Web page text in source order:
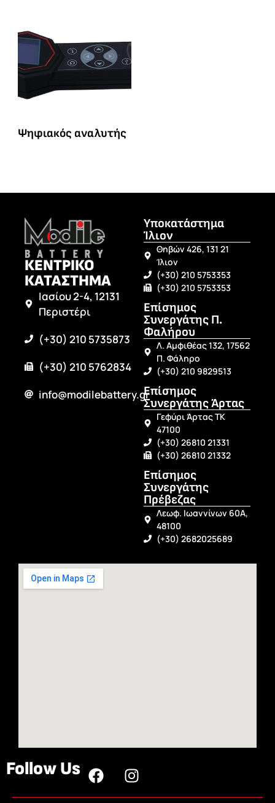
Ψηφιακός αναλυτής
ΚΕΝΤΡΙΚΟ
ΚΑΤΑΣΤΗΜΑ
Ιασίου 2-4, 12131
Περιστέρι
(+30) 210 5735873
(+30) 210 5762834
info@modilebattery.gr
Υποκατάστημα
Ίλιον
Θηβών 426, 131 21
Ίλιον
(+30) 210 5753353
(+30) 210 5753353
Επίσημος
Συνεργάτης Π.
Φαλήρου
Λ. Αμφιθέας 132, 17562
Π. Φάληρο
(+30) 210 9829513
Επίσημος
Συνεργάτης Άρτας
Γεφύρι Άρτας ΤΚ
47100
(+30) 26810 21331
(+30) 26810 21332
Επίσημος
Συνεργάτης
Πρέβεζας
Λεωφ. Ιωαννίνων 60Α,
48100
(+30) 2682025689
Follow Us